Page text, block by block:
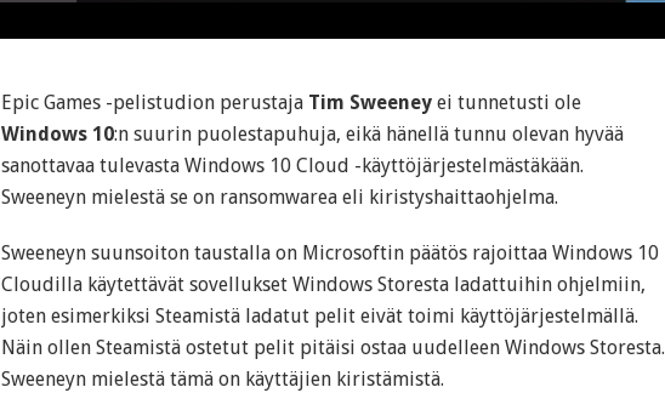
Epic Games -pelistudion perustaja Tim Sweeney ei tunnetusti ole
Windows 10:n suurin puolestapuhuja, eikä hänellä tunnu olevan hyvää
sanottavaa tulevasta Windows 10 Cloud -käyttöjärjestelmästäkään.
Sweeneyn mielestä se on ransomwarea eli kiristyshaittaohjelma.
Sweeneyn suunsoiton taustalla on Microsoftin päätös rajoittaa Windows 10
Cloudilla käytettävät sovellukset Windows Storesta ladattuihin ohjelmiin,
joten esimerkiksi Steamistä ladatut pelit eivät toimi käyttöjärjestelmällä.
Näin ollen Steamistä ostetut pelit pitäisi ostaa uudelleen Windows Storesta.
Sweeneyn mielestä tämä on käyttäjien kiristämistä.